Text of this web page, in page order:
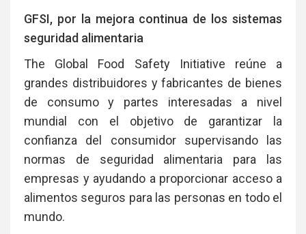
GFSI, por la mejora continua de los sistemas
seguridad alimentaria
The Global Food Safety Initiative reúne a
grandes distribuidores y fabricantes de bienes
de consumo y partes interesadas a nivel
mundial con el objetivo de garantizar la
confianza del consumidor supervisando las
normas de seguridad alimentaria para las
empresas y ayudando a proporcionar acceso a
alimentos seguros para las personas en todo el
mundo.